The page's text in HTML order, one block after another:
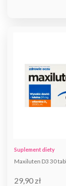
Suplement diety
Maxiluten D3 30
29,90 zł